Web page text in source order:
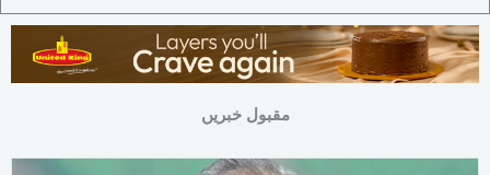
مقبول خبریں